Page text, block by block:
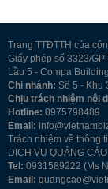
Trang TTĐTTH của
Giấy phép số 3323/
Lầu 5 - Compa
Chi nhánh: Số 5 - Khu
Chịu trách nhiệm nội
Hotline: 0975798489
Email:
Trách nhiệm về thông
DỊCH VỤ QUẢNG CÁO
Tel: 0931589222 (Ms
Email: